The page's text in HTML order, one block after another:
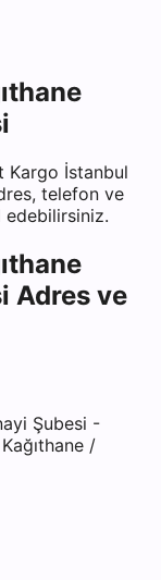
Kargo İstanbul
telefon ve
Adres ve
Şubesi -
/